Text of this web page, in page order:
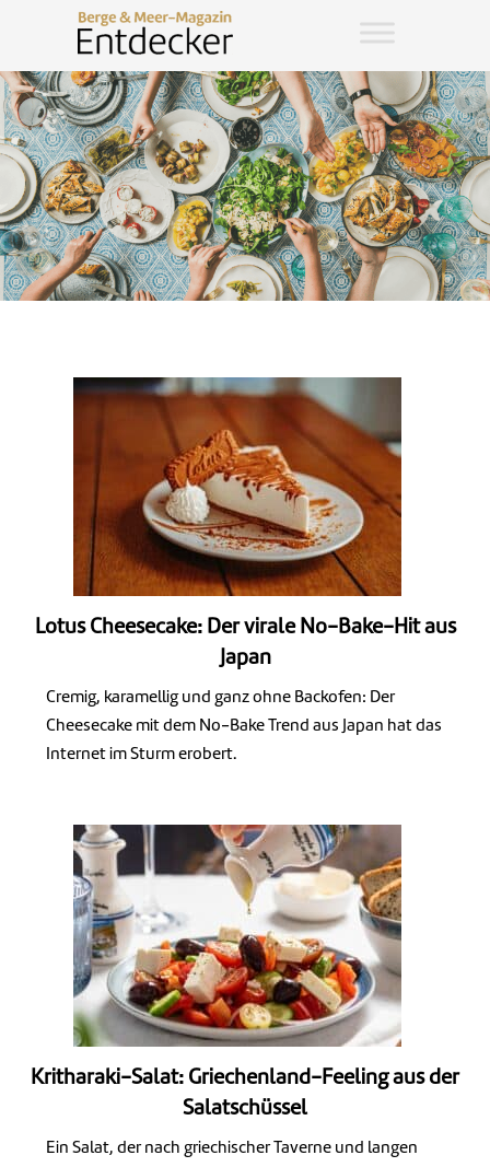
Lotus Cheesecake: Der virale No-Bake-Hit aus
Japan
Cremig, karamellig und ganz ohne Backofen: Der
Cheesecake mit dem No-Bake Trend aus Japan hat das
Internet im Sturm erobert.
Kritharaki-Salat: Griechenland-Feeling aus der
Salatschüssel
Ein Salat, der nach griechischer Taverne und langen